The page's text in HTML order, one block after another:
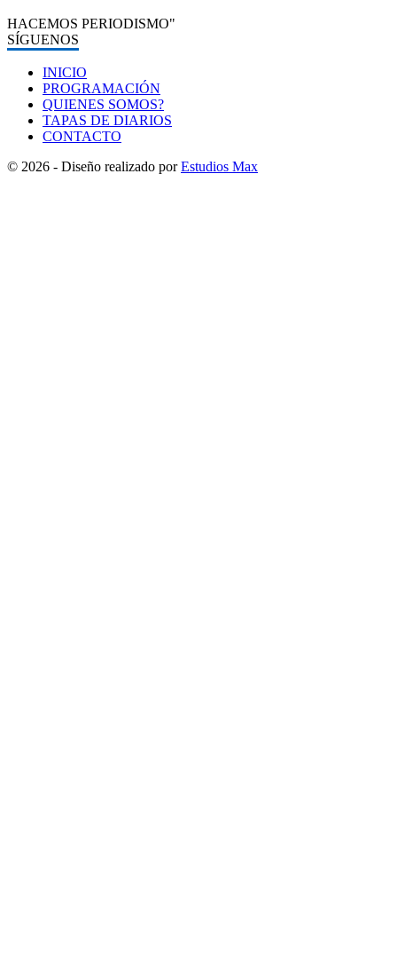
HACEMOS PERIODISMO"
SÍGUENOS
INICIO
PROGRAMACIÓN
QUIENES SOMOS?
TAPAS DE DIARIOS
CONTACTO
© 2026 - Diseño realizado porEstudios Max